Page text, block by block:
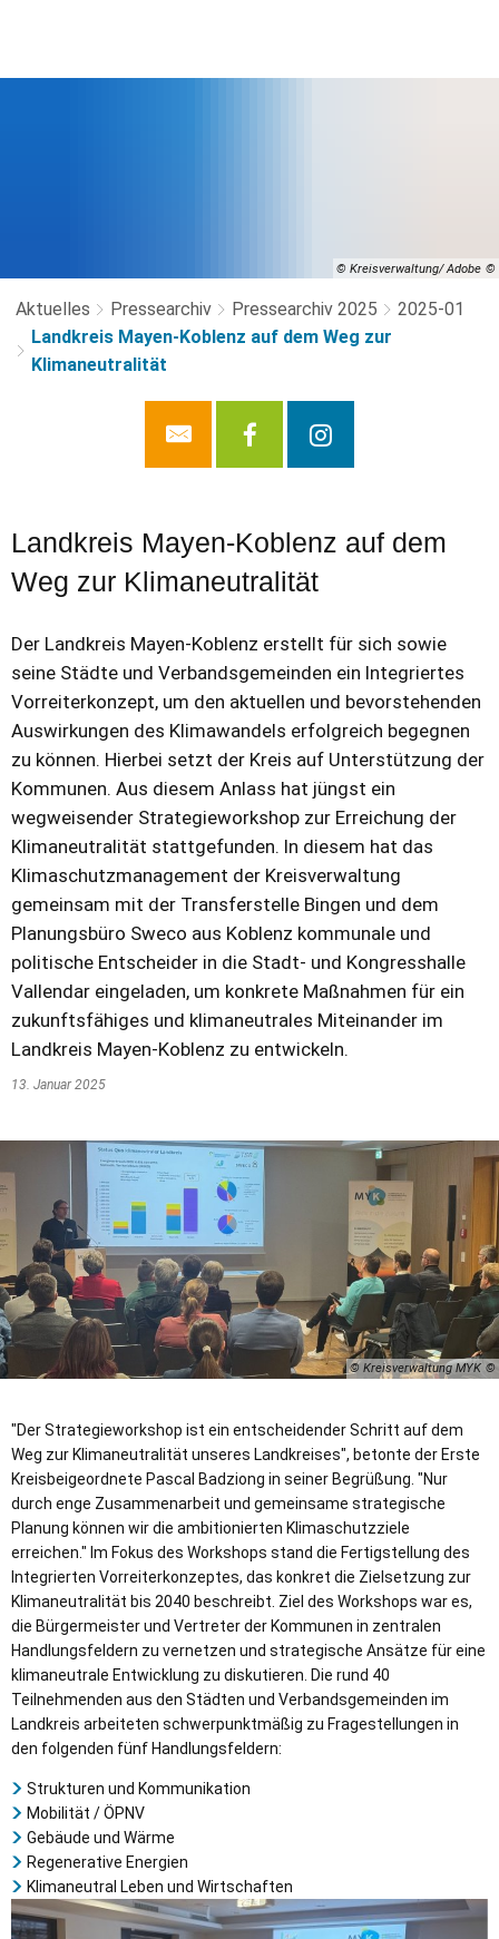
© Kreisverwaltung/ Adobe
Aktuelles Pressearchiv Pressearchiv 2025
2025-01
Landkreis Mayen-Koblenz auf dem Weg zur
Klimaneutralität
Landkreis Mayen-Koblenz auf dem
Weg zur Klimaneutralität
Der Landkreis Mayen-Koblenz erstellt für sich sowie
seine Städte und Verbandsgemeinden ein Integriertes
Vorreiterkonzept, um den aktuellen und bevorstehenden
Auswirkungen des Klimawandels erfolgreich begegnen
zu können. Hierbei setzt der Kreis auf Unterstützung der
Kommunen. Aus diesem Anlass hat jüngst ein
wegweisender Strategieworkshop zur Erreichung der
Klimaneutralität stattgefunden. In diesem hat das
Klimaschutzmanagement der Kreisverwaltung
gemeinsam mit der Transferstelle Bingen und dem
Planungsbüro Sweco aus Koblenz kommunale und
politische Entscheider in die Stadt- und Kongresshalle
Vallendar eingeladen, um konkrete Maßnahmen für ein
zukunftsfähiges und klimaneutrales Miteinander im
Landkreis Mayen-Koblenz zu entwickeln.
13. Januar 2025
© Kreisverwaltung MYK
"Der Strategieworkshop ist ein entscheidender Schritt auf dem
Weg zur Klimaneutralität unseres Landkreises", betonte der Erste
Kreisbeigeordnete Pascal Badziong in seiner Begrüßung. "Nur
durch enge Zusammenarbeit und gemeinsame strategische
Planung können wir die ambitionierten Klimaschutzziele
erreichen." Im Fokus des Workshops stand die Fertigstellung des
Integrierten Vorreiterkonzeptes, das konkret die Zielsetzung zur
Klimaneutralität bis 2040 beschreibt. Ziel des Workshops war es,
die Bürgermeister und Vertreter der Kommunen in zentralen
Handlungsfeldern zu vernetzen und strategische Ansätze für eine
klimaneutrale Entwicklung zu diskutieren. Die rund 40
Teilnehmenden aus den Städten und Verbandsgemeinden im
Landkreis arbeiteten schwerpunktmäßig zu Fragestellungen in
den folgenden fünf Handlungsfeldern:
Strukturen und Kommunikation
Mobilität / ÖPNV
Gebäude und Wärme
Regenerative Energien
Klimaneutral Leben und Wirtschaften